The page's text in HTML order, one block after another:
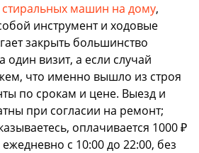
машин на дому,
инструмент и ходовые
закрыть большинство
один визит, а если случай
что именно вышло из строя
по срокам и цене. Выезд и
при согласии на ремонт;
оплачивается 1000 ₽
с 10:00 до 22:00, без